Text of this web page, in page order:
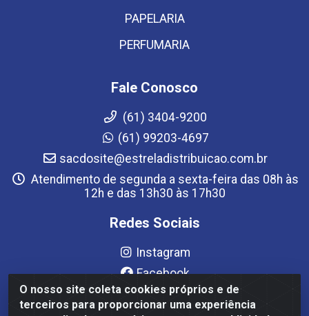
O nosso site coleta cookies próprios e de
terceiros para proporcionar uma experiência
PAPELARIA
PERFUMARIA
Fale Conosco
(61) 3404-9200
(61) 99203-4697
sacdosite@estreladistribuicao.com.br
Atendimento de segunda a sexta-feira das 08h às
12h e das 13h30 às 17h30
Redes Sociais
Instagram
Facebook
YouTube